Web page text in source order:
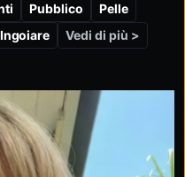
la ragazza
che sono molto più
e strane. Prendiamo
Di solito sono il tipo
e mandami un
Pubblico
Pelle
Ingoiare Vedi di più >